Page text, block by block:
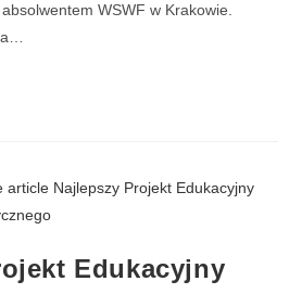
WSWF w Krakowie.
Edukacyjny